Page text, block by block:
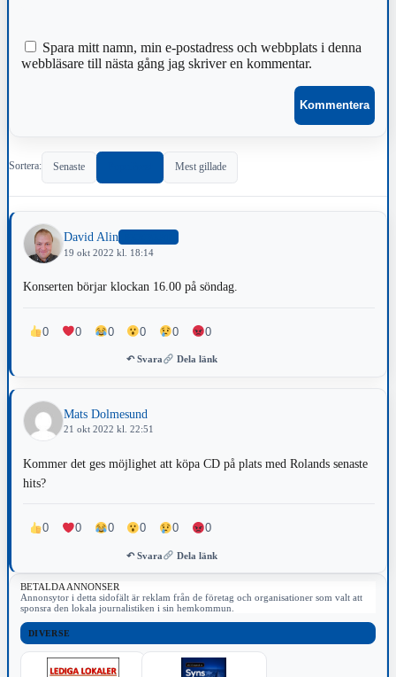
Spara mitt namn, min e-postadress och webbplats i denna
webbläsare till nästa gång jag skriver en kommentar.
Sortera: Senaste Mest gillade
David Alin
19 okt 2022 kl. 18:14
Konserten börjar klockan 16.00 på söndag.
0 0 0 0 0 0
↶ Svara Dela länk
Mats Dolmesund
21 okt 2022 kl. 22:51
Kommer det ges möjlighet att köpa CD på plats med Rolands senaste
hits?
0 0 0 0 0 0
↶ Svara Dela länk
BETALDA ANNONSER
Annonsytor i detta sidofält är reklam från de företag och organisationer som valt att
sponsra den lokala journalistiken i sin hemkommun.
DIVERSE